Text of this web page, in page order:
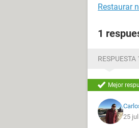
Restaurar
1
RESPUESTA
Mejor
25